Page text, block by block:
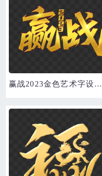
赢战2023金色艺术字设计素材